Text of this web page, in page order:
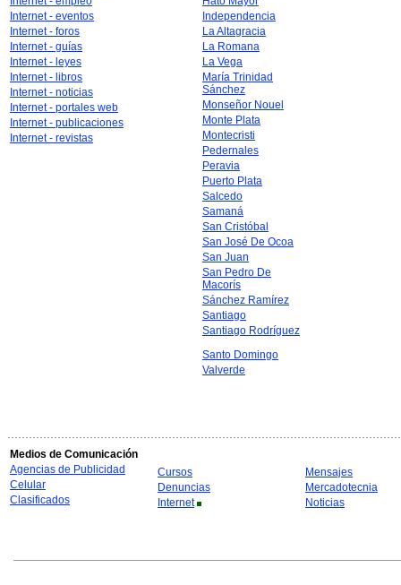
Internet - eventos
Internet - foros
Internet - guías
Internet - leyes
Internet - libros
Internet - noticias
Internet - portales web
Internet - publicaciones
Internet - revistas
Independencia
La Altagracia
La Romana
La Vega
María Trinidad
Sánchez
Monseñor Nouel
Monte Plata
Montecristi
Pedernales
Peravia
Puerto Plata
Salcedo
Samaná
San Cristóbal
San José De Ocoa
San Juan
San Pedro De
Macorís
Sánchez Ramírez
Santiago
Santiago Rodríguez
Santo Domingo
Valverde
Medios de Comunicación
Agencias de Publicidad
Celular
Clasificados
Cursos
Denuncias
Internet
Mensajes
Mercadotecnia
Noticias